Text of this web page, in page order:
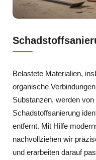
Belastete Materialien,
organische
Substanzen, werden
Schadstoffsanierung
entfernt. Mit Hilfe
nachvollziehen wir
und erarbeiten darauf